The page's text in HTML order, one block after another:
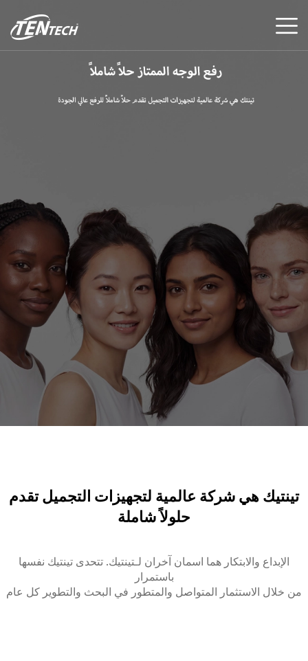
تينتيك هي شركة عالمية لتجهيزات التجميل تقدم
حلولاً شاملة
الإبداع والابتكار هما اسمان آخران لـتينتيك. تتحدى تينتيك نفسها
باستمرار
من خلال الاستثمار المتواصل والمتطور في البحث والتطوير كل عام